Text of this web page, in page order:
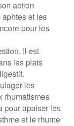
action
et les
pour les
Il est
les plats
les
rhumatismes
pour apaiser les
et le rhume